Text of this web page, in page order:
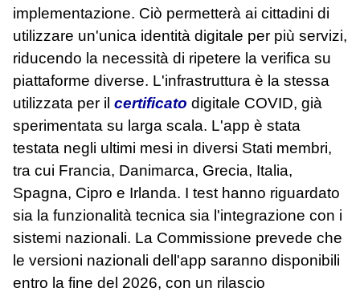
implementazione. Ciò permetterà ai cittadini di
utilizzare un'unica identità digitale per più servizi,
riducendo la necessità di ripetere la verifica su
piattaforme diverse. L'infrastruttura è la stessa
utilizzata per il certificato digitale COVID, già
sperimentata su larga scala. L'app è stata
testata negli ultimi mesi in diversi Stati membri,
tra cui Francia, Danimarca, Grecia, Italia,
Spagna, Cipro e Irlanda. I test hanno riguardato
sia la funzionalità tecnica sia l'integrazione con i
sistemi nazionali. La Commissione prevede che
le versioni nazionali dell'app saranno disponibili
entro la fine del 2026, con un rilascio